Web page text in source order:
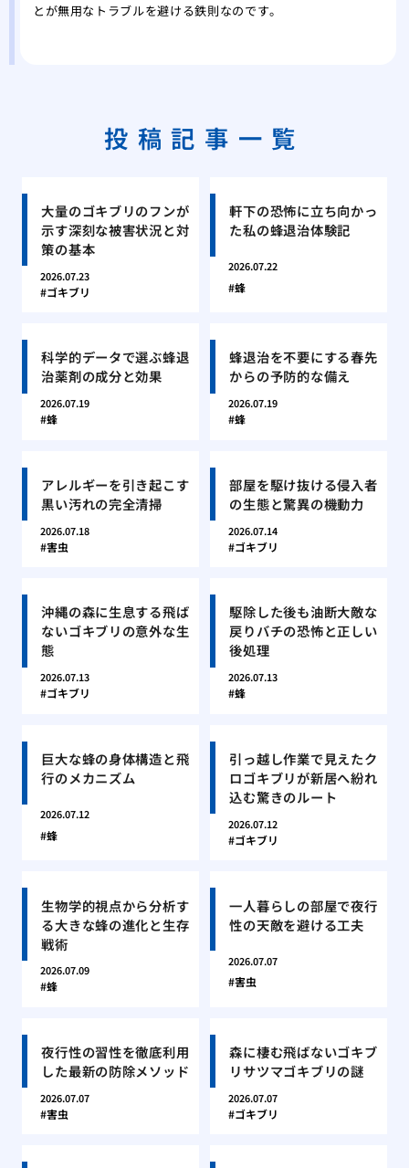
とが無用なトラブルを避ける鉄則なのです。
投稿記事一覧
大量のゴキブリのフンが
示す深刻な被害状況と対
策の基本
2026.07.23
ゴキブリ
軒下の恐怖に立ち向かっ
た私の蜂退治体験記
2026.07.22
蜂
科学的データで選ぶ蜂退
治薬剤の成分と効果
2026.07.19
蜂
蜂退治を不要にする春先
からの予防的な備え
2026.07.19
蜂
アレルギーを引き起こす
黒い汚れの完全清掃
2026.07.18
害虫
部屋を駆け抜ける侵入者
の生態と驚異の機動力
2026.07.14
ゴキブリ
沖縄の森に生息する飛ば
ないゴキブリの意外な生
態
2026.07.13
ゴキブリ
駆除した後も油断大敵な
戻りバチの恐怖と正しい
後処理
2026.07.13
蜂
巨大な蜂の身体構造と飛
行のメカニズム
2026.07.12
蜂
引っ越し作業で見えたク
ロゴキブリが新居へ紛れ
込む驚きのルート
2026.07.12
ゴキブリ
生物学的視点から分析す
る大きな蜂の進化と生存
戦術
2026.07.09
蜂
一人暮らしの部屋で夜行
性の天敵を避ける工夫
2026.07.07
害虫
夜行性の習性を徹底利用
した最新の防除メソッド
2026.07.07
害虫
森に棲む飛ばないゴキブ
リサツマゴキブリの謎
2026.07.07
ゴキブリ